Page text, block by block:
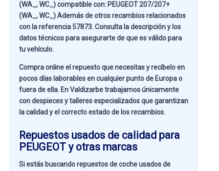
(WA_, WC_) compatible con: PEUGEOT 207/207+
(WA_, WC_)Además de otros recambios relacionados
con la referencia 57873. Consulta la descripción y los
datos técnicos para asegurarte de que es válido para
tu vehículo.
Compra online el repuesto que necesitas y recíbelo en
pocos días laborables en cualquier punto de Europa o
fuera de ella. EnValdizarbetrabajamos únicamente
con despieces y talleres especializados que garantizan
la calidad y el correcto estado de los recambios.
Repuestos usados de calidad para
PEUGEOT y otras marcas
Si estás buscandorepuestos de coche usados de